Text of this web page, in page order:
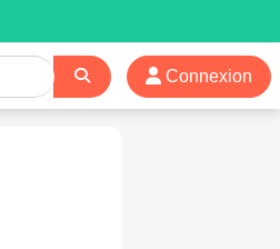
Connexion